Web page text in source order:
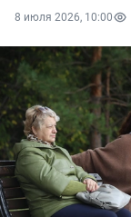
8 июля 2026, 10:00